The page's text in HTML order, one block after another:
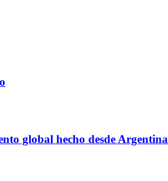
global hecho desde Argentina